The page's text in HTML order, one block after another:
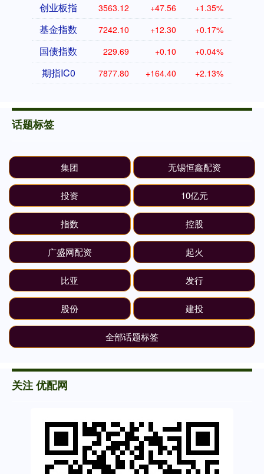
创业板指 3563.12 +47.56 +1.35%
基金指数 7242.10 +12.30 +0.17%
国债指数 229.69 +0.10 +0.04%
期指IC0 7877.80 +164.40 +2.13%
话题标签
集团 无锡恒鑫配资
投资 10亿元
指数 控股
广盛网配资 起火
比亚 发行
股份 建投
全部话题标签
关注 优配网